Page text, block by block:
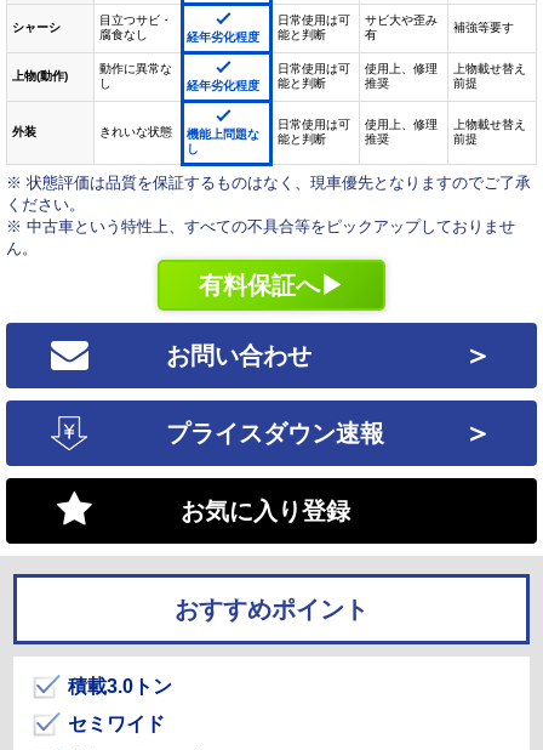
シャーシ
目立つサビ・
腐食なし
経年劣化程度
日常使用は可
能と判断
サビ大や歪み
有
補強等要す
上物(動作)
動作に異常な
し
経年劣化程度
日常使用は可
能と判断
使用上、修理
推奨
上物載せ替え
前提
外装 きれいな状態
機能上問題な
し
日常使用は可
能と判断
使用上、修理
推奨
上物載せ替え
前提
※ 状態評価は品質を保証するものはなく、現車優先となりますのでご了承
ください。
※ 中古車という特性上、すべての不具合等をピックアップしておりませ
ん。
有料保証へ▶
お問い合わせ ＞
プライスダウン速報 ＞
お気に入り登録
おすすめポイント
積載3.0トン
セミワイド